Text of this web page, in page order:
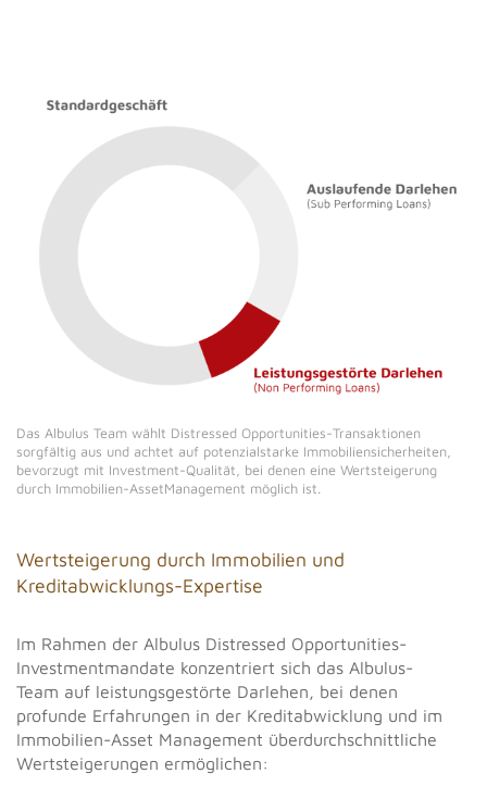
Das Albulus Team wählt Distressed Opportunities-Transaktionen
sorgfältig aus und achtet auf potenzialstarke Immobiliensicherheiten,
bevorzugt mit Investment-Qualität, bei denen eine Wertsteigerung
durch Immobilien-AssetManagement möglich ist.
Wertsteigerung durch Immobilien und
Kreditabwicklungs-Expertise
Im Rahmen der Albulus Distressed Opportunities-
Investmentmandate konzentriert sich das Albulus-
Team auf leistungsgestörte Darlehen, bei denen
profunde Erfahrungen in der Kreditabwicklung und im
Immobilien-Asset Management überdurchschnittliche
Wertsteigerungen ermöglichen: